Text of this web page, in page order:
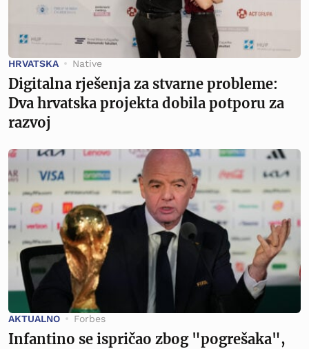
HRVATSKA Native
Digitalna rješenja za stvarne probleme:
Dva hrvatska projekta dobila potporu za
razvoj
AKTUALNO Forbes
Infantino se ispričao zbog "pogrešaka",